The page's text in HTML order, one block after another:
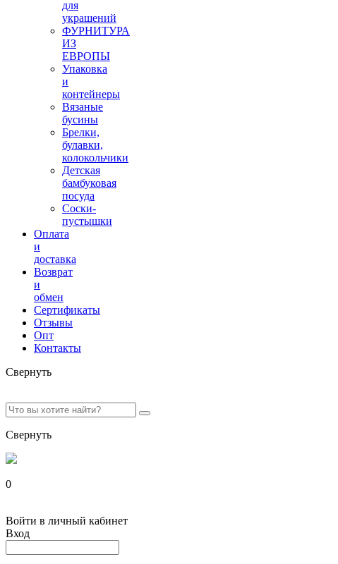
для
украшений
ФУРНИТУРА
ИЗ
ЕВРОПЫ
Упаковка
и
контейнеры
Вязаные
бусины
Брелки,
булавки,
колокольчики
Детская
бамбуковая
посуда
Соски-
пустышки
Оплата
и
доставка
Возврат
и
обмен
Сертификаты
Отзывы
Опт
Контакты
Свернуть
Свернуть
0
Войти в личный кабинет
Вход